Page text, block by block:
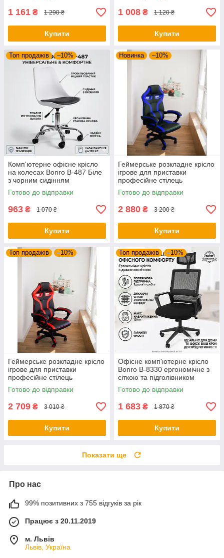
1 161 ₴ 1 290 ₴
Купити
1 008 ₴ 1 120 ₴
Купити
Топ продажів –10%
Комп'ютерне офісне крісло
на колесах Bonro B-487 Біле
з чорним сидінням
(поворотне, екошкіра, до 120
кг)
Готово до відправки
963 ₴ 1 070 ₴
Купити
Новинка –10%
Геймерське розкладне крісло
ігрове для приставки
професійне стілець
комп'ютерний Bonro B 8-2-7
синій
Готово до відправки
2 880 ₴ 3 200 ₴
Купити
Топ продажів –10%
Геймерське розкладне крісло
ігрове для приставки
професійне стілець
комп'ютерний Bonro B 827
червоний
Готово до відправки
2 709 ₴ 3 010 ₴
Купити
Топ продажів –10%
Офісне комп'ютерне крісло
Bonro B-8330 ергономічне з
сіткою та підголівником
Чорне (до 120 кг)
Готово до відправки
1 683 ₴ 1 870 ₴
Купити
Показати ще
Про нас
99% позитивних з 755 відгуків за рік
Працює з 20.11.2019
м. Львів
Львів, Україна